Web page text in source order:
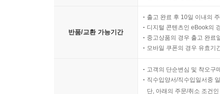
반품/교환 가능기간
출고 완료 후 10일 이내의
디지털 콘텐츠인 eBook의
중고상품의 경우 출고 완료
모바일 쿠폰의 경우 유효기
고객의 단순변심 및 착오구
직수입양서/직수입일서중
단, 아래의 주문/취소 조건